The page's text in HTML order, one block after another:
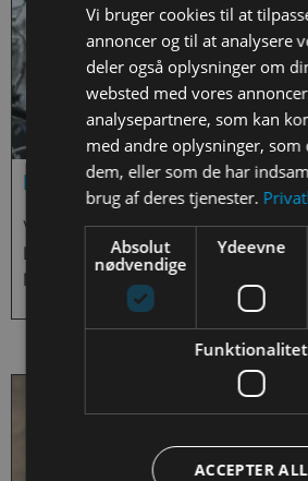
ESERO In-Flight Call 2023
Video af det fælles In-Flight Call
Danmark, ESERO Finland, ESERO
Norge.
Vi bruger cookies til at
annoncer og til at analysere
deler også oplysninger om
websted med vores
analysepartnere, som kan
med andre oplysninger, som
dem, eller som de har
brug af deres tjenester.
Absolut
nødvendige
Ydeevne
Funktionalitet
ACCEPTER